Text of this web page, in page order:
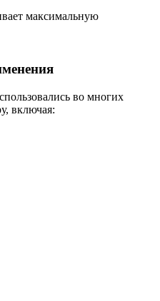
максимальную
во многих
включая: